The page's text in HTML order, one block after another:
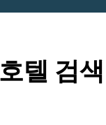
텔 검색